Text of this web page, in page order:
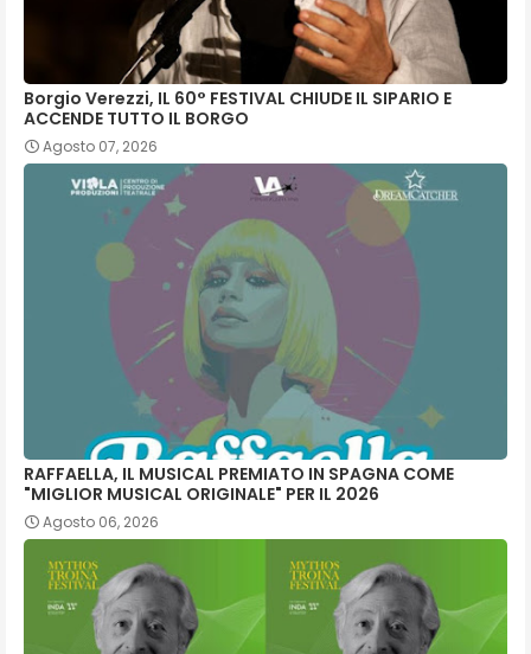
Borgio Verezzi, IL 60° FESTIVAL CHIUDE IL SIPARIO E
ACCENDE TUTTO IL BORGO
Agosto 07, 2026
RAFFAELLA, IL MUSICAL PREMIATO IN SPAGNA COME
"MIGLIOR MUSICAL ORIGINALE" PER IL 2026
Agosto 06, 2026